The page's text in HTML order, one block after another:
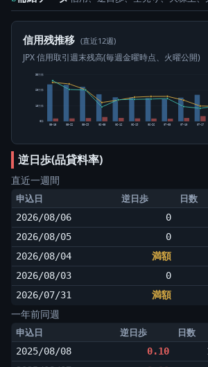
信用残推移 (直近12週)
JPX 信用取引週末残高(毎週金曜時点、火曜公開)
0株
10万株
20万株
30万株
05-15 05-22 05-29 06-05 06-12 06-19 06-26 07-03 07-10 07-17
逆日歩(品貸料率)
直近一週間
申込日 逆日歩 日数
2026/08/06 0
2026/08/05
0
2026/08/04
満額
2026/08/03
0
2026/07/31
満額
一年前同週
申込日 逆日歩 日数
2025/08/08 0.10